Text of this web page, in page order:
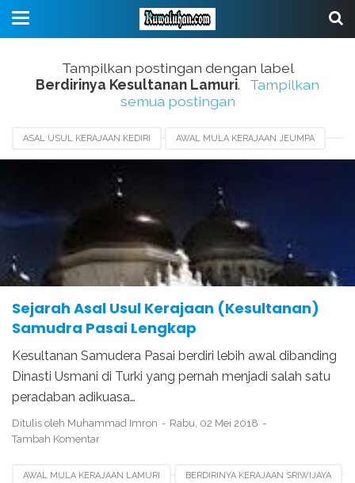
Tampilkan postingan dengan label
Berdirinya Kesultanan Lamuri.
Tampilkan
semua postingan
ASAL USUL KERAJAAN KEDIRI AWAL MULA KERAJAAN JEUMPA
AWAL MULA SAMUDERA PASAI BERDIRINYA KESULTANAN LAMURI
RUNTUHNYA SAMUDERA PASAI SEJARAH KERAJAAN PEUREULAK
Sejarah Asal Usul Kerajaan (Kesultanan)
Samudra Pasai Lengkap
Kesultanan Samudera Pasai berdiri lebih awal dibanding
Dinasti Usmani di Turki yang pernah menjadi salah satu
peradaban adikuasa…
Ditulis oleh Muhammad Imron
Rabu, 02 Mei 2018
Tambah Komentar
AWAL MULA KERAJAAN LAMURI BERDIRINYA KERAJAAN SRIWIJAYA